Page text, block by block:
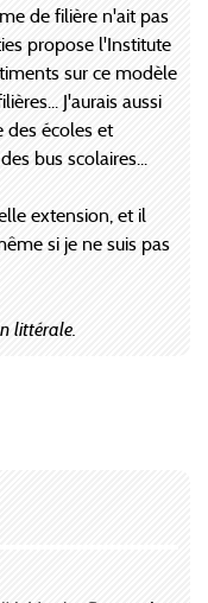
de filière n'ait pas
propose l'Institute
sur ce modèle
J'aurais aussi
des écoles et
bus scolaires...
extension, et il
si je ne suis pas
littérale.